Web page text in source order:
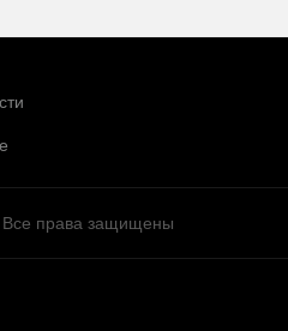
Все права защищены